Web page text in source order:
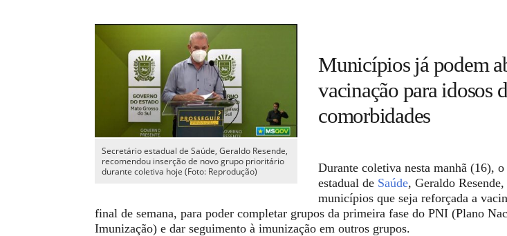
Secretário estadual de Saúde, Geraldo Resende,
recomendou inserção de novo grupo prioritário
durante coletiva hoje (Foto: Reprodução)
Municípios já podem
vacinação para idosos
comorbidades
Durante coletiva nesta manhã (16), o
estadual de Saúde, Geraldo
municípios que seja reforçada a
final de semana, para poder completar grupos da primeira fase do PNI (Plano
Imunização) e dar seguimento à imunização em outros grupos.